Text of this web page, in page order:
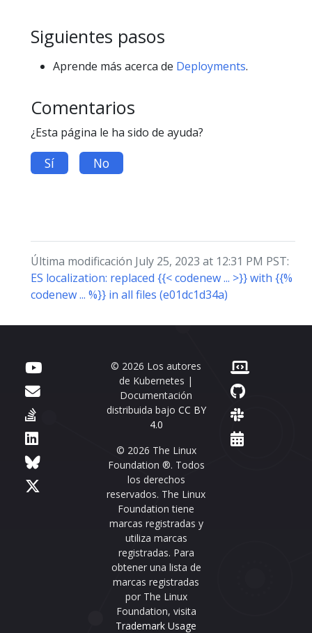
Siguientes pasos
Aprende más acerca de Deployments.
Comentarios
¿Esta página le ha sido de ayuda?
Sí No
Última modificación July 25, 2023 at 12:31 PM PST:
ES localization: replaced {{< codenew ... >}} with {{%
codenew ... %}} in all files (e01dc1d34a)
© 2026 Los autores
de Kubernetes |
Documentación
distribuida bajo CC BY
4.0
© 2026 The Linux
Foundation ®. Todos
los derechos
reservados. The Linux
Foundation tiene
marcas registradas y
utiliza marcas
registradas. Para
obtener una lista de
marcas registradas
por The Linux
Foundation, visita
Trademark Usage